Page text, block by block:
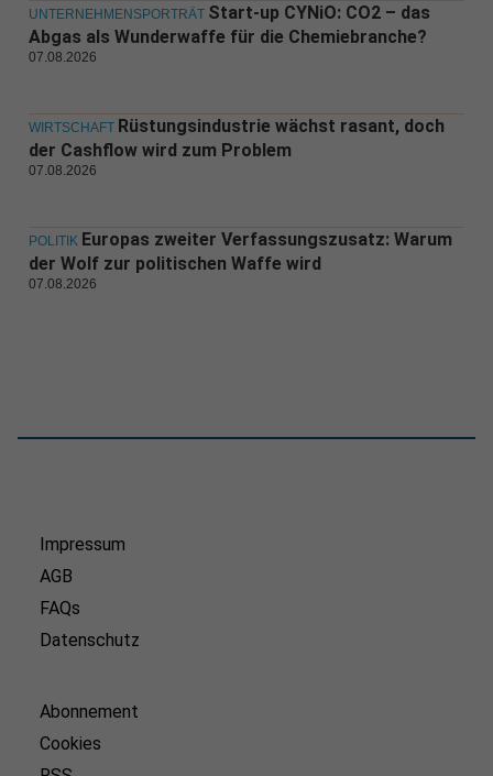
UNTERNEHMENSPORTRÄT Start-up CYNiO: CO2 – das
Abgas als Wunderwaffe für die Chemiebranche?
07.08.2026
WIRTSCHAFT Rüstungsindustrie wächst rasant, doch
der Cashflow wird zum Problem
07.08.2026
POLITIK Europas zweiter Verfassungszusatz: Warum
der Wolf zur politischen Waffe wird
07.08.2026
Impressum
AGB
FAQs
Datenschutz
Abonnement
Cookies